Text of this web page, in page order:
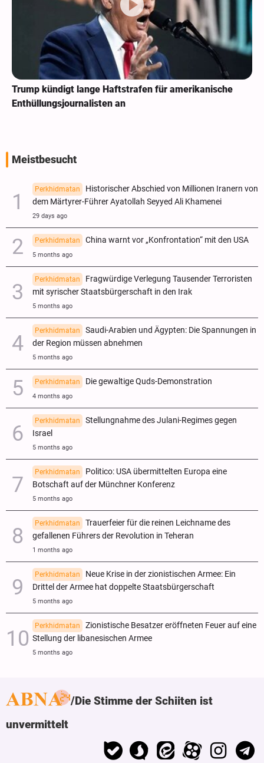
Trump kündigt lange Haftstrafen für amerikanische
Enthüllungsjournalisten an
Meistbesucht
Perkhidmatan
Historischer Abschied von Millionen Iranern von
dem Märtyrer-Führer Ayatollah Seyyed Ali Khamenei
29 days ago
Perkhidmatan China warnt vor „Konfrontation“ mit den USA
5 months ago
Perkhidmatan
Fragwürdige Verlegung Tausender Terroristen
mit syrischer Staatsbürgerschaft in den Irak
5 months ago
Perkhidmatan
Saudi-Arabien und Ägypten: Die Spannungen in
der Region müssen abnehmen
5 months ago
Perkhidmatan Die gewaltige Quds-Demonstration
4 months ago
Perkhidmatan
Stellungnahme des Julani-Regimes gegen
Israel
5 months ago
Perkhidmatan
Politico: USA übermittelten Europa eine
Botschaft auf der Münchner Konferenz
5 months ago
Perkhidmatan
Trauerfeier für die reinen Leichname des
gefallenen Führers der Revolution in Teheran
1 months ago
Perkhidmatan
Neue Krise in der zionistischen Armee: Ein
Drittel der Armee hat doppelte Staatsbürgerschaft
5 months ago
Perkhidmatan
Zionistische Besatzer eröffneten Feuer auf eine
Stellung der libanesischen Armee
5 months ago
Die Stimme der Schiiten ist
unvermittelt